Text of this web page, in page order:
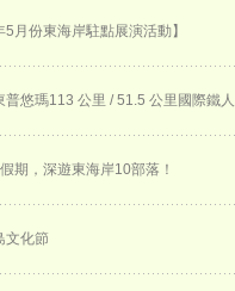
5月份東海岸駐點展演活動】
普悠瑪113 公里 / 51.5 公里國際鐵
期，深遊東海岸10部落！
文化節